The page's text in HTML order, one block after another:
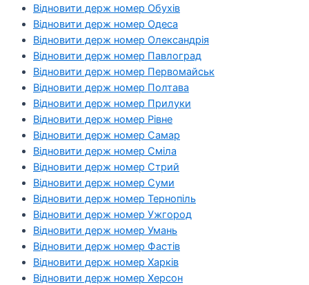
Відновити держ номер Обухів
Відновити держ номер Одеса
Відновити держ номер Олександрія
Відновити держ номер Павлоград
Відновити держ номер Первомайськ
Відновити держ номер Полтава
Відновити держ номер Прилуки
Відновити держ номер Рівне
Відновити держ номер Самар
Відновити держ номер Сміла
Відновити держ номер Стрий
Відновити держ номер Суми
Відновити держ номер Тернопіль
Відновити держ номер Ужгород
Відновити держ номер Умань
Відновити держ номер Фастів
Відновити держ номер Харків
Відновити держ номер Херсон